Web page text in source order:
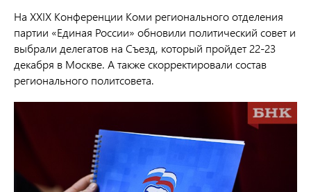
На XXIX Конференции Коми регионального отделения
партии «Единая России» обновили политический совет и
выбрали делегатов на Съезд, который пройдет 22-23
декабря в Москве. А также скорректировали состав
регионального политсовета.